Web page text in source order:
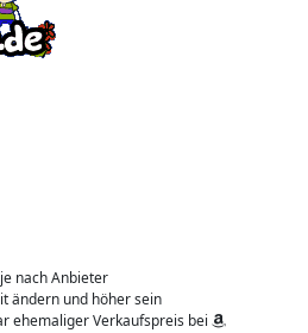
nach Anbieter
ändern und höher sein
ehemaliger Verkaufspreis bei